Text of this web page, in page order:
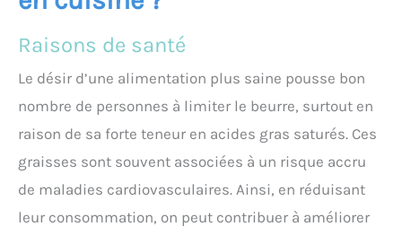
Raisons de santé
Le désir d’une alimentation plus saine pousse bon
nombre de personnes à limiter le beurre, surtout en
raison de sa forte teneur en acides gras saturés. Ces
graisses sont souvent associées à un risque accru
de maladies cardiovasculaires. Ainsi, en réduisant
leur consommation, on peut contribuer à améliorer